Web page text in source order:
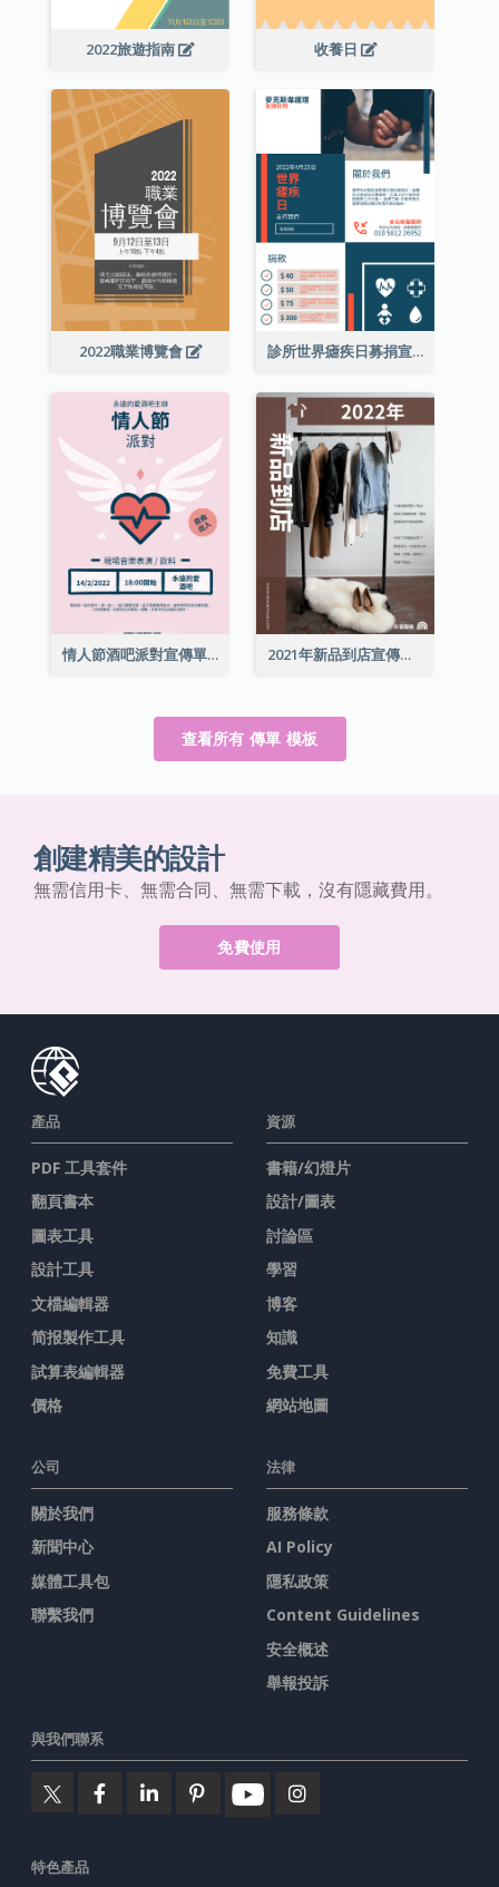
2022旅遊指南 收養日
2022職業博覽會 診所世界瘧疾日募捐宣傳單張
情人節酒吧派對宣傳單張 2021年新品到店宣傳單張
查看所有 傳單 模板
創建精美的設計
無需信用卡、無需合同、無需下載，沒有隱藏費用。
免費使用
產品
PDF 工具套件
翻頁書本
圖表工具
設計工具
文檔編輯器
简报製作工具
試算表編輯器
價格
資源
書籍/幻燈片
設計/圖表
討論區
學習
博客
知識
免費工具
網站地圖
公司
關於我們
新聞中心
媒體工具包
聯繫我們
法律
服務條款
AI Policy
隱私政策
Content Guidelines
安全概述
舉報投訴
與我們聯系
特色產品